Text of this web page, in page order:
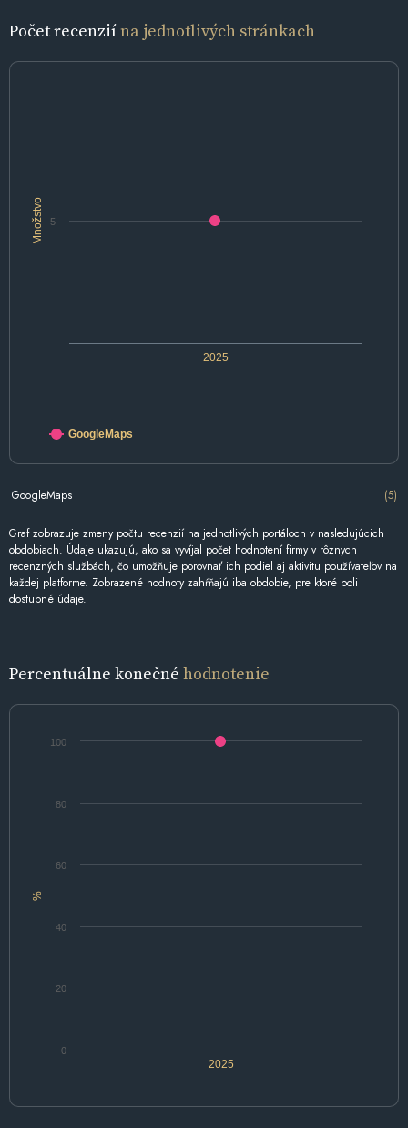
Počet recenziína jednotlivých stránkach
Množstvo
2025
5
GoogleMaps
GoogleMaps (5)
Graf zobrazuje zmeny počtu recenzií na jednotlivých portáloch v nasledujúcich
obdobiach. Údaje ukazujú, ako sa vyvíjal počet hodnotení firmy v rôznych
recenzných službách, čo umožňuje porovnať ich podiel aj aktivitu používateľov na
každej platforme. Zobrazené hodnoty zahŕňajú iba obdobie, pre ktoré boli
dostupné údaje.
Percentuálne konečné hodnotenie
%
2025
0
20
40
60
80
100